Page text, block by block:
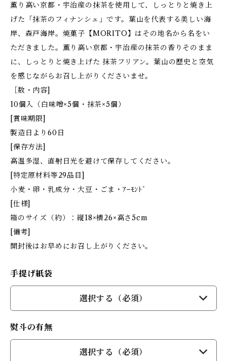
薫り高い京都・宇治産の抹茶を使用して、しっとりと焼き上
げた「抹茶のフィナンシェ」です。葉山を代表する美しい海
岸、森戸海岸。焼菓子【MORITO】はその地名から名をい
ただきました。薫り高い京都・宇治産の抹茶の香りそのまま
に、しっとりと焼き上げた 抹茶フリアン。葉山の歴史と空気
を感じながらお召し上がりくださいませ。
［数・内容]
10個入（白味噌×5個・抹茶×5個）
[賞味期限]
製造日より60日
[保存方法]
高温多湿、直射日光を避けて保存してください。
[特定原材料等29品目]
小麦・卵・乳成分・大豆・ごま・ｱｰﾓﾝﾄﾞ
[仕様]
箱のサイズ（約）：縦18×横26×高さ5cm
[備考]
開封後はお早めにお召し上がりください。
手提げ紙袋
選択する（必須）
熨斗の有無
選択する（必須）